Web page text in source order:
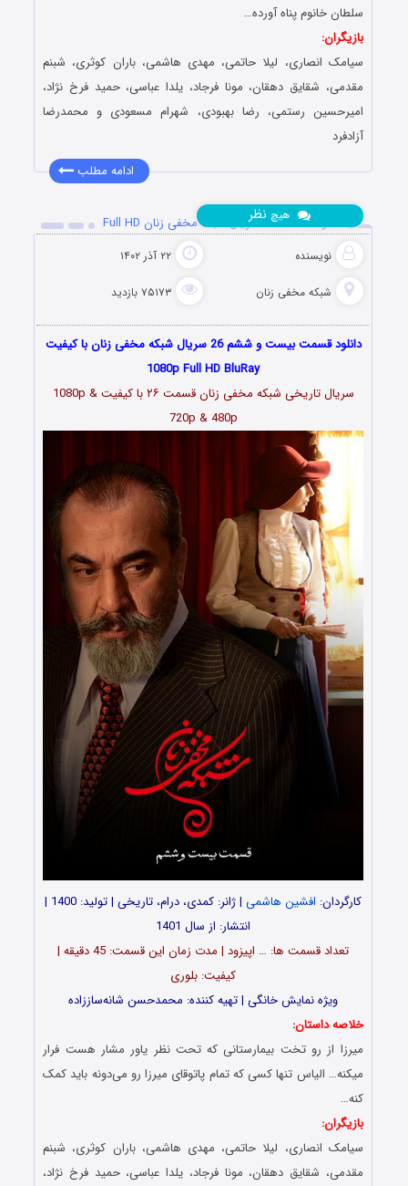
سلطان خانوم پناه آورده…
بازیگران:
سیامک انصاری، لیلا حاتمی، مهدی هاشمی، باران کوثری، شبنم
مقدمی، شقایق دهقان، مونا فرجاد، یلدا عباسی، حمید فرخ نژاد،
امیرحسین رستمی، رضا بهبودی، شهرام مسعودی و محمدرضا
آزادفرد
ادامه مطلب
دانلود قسمت 26 سریال شبکه مخفی زنان Full HD
نویسنده ۲۲ آذر ۱۴۰۲
شبکه مخفی زنان ۷۵۱۷۳ بازدید
هیچ نظر
دانلود قسمت بیست و ششم 26 سریال شبکه مخفی زنان با کیفیت
1080p Full HD BluRay
سریال تاریخی شبکه مخفی زنان قسمت ۲۶
با کیفیت 1080p &
720p & 480p
کارگردان: افشین هاشمی
| ژانر: کمدی، درام، تاریخی | تولید: 1400 |
انتشار: از سال 1401
تعداد قسمت ‎ها: … اپیزود | مدت زمان این قسمت: 45 دقیقه |
کیفیت: بلوری
ویژه نمایش خانگی | تهیه کننده: محمدحسن شانه‌ساززاده
خلاصه داستان:
میرزا از رو تخت بیمارستانی که تحت نظر یاور مشار هست فرار
می‎کنه… الیاس تنها کسی که تمام پاتوقای میرزا رو می‌دونه باید کمک
کنه…
بازیگران:
سیامک انصاری، لیلا حاتمی، مهدی هاشمی، باران کوثری، شبنم
مقدمی، شقایق دهقان، مونا فرجاد، یلدا عباسی، حمید فرخ نژاد،